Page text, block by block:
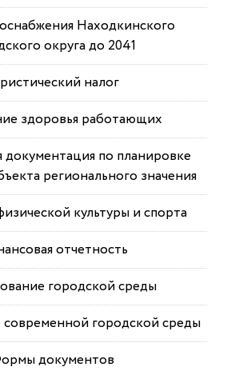
Находкинского
округа до 2041
налог
здоровья работающих
документация по планировке
регионального значения
культуры и спорта
отчетность
городской среды
городской среды
документов